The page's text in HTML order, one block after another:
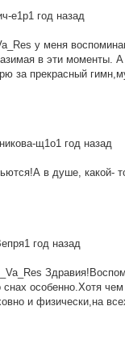
е1р1 год назад
у меня
в эти моменты.
за прекрасный
щ1о1 год назад
в душе, какой-
1 год назад
особенно.Хотя
и физически,на